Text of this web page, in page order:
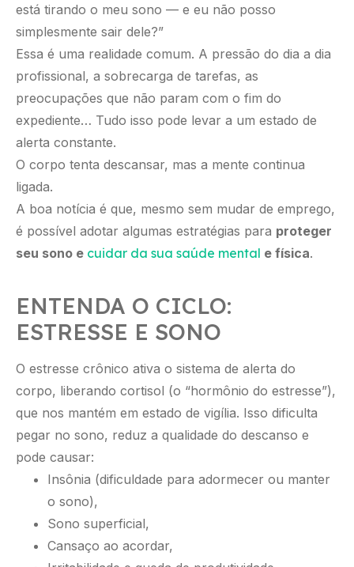
está tirando o meu sono — e eu não posso
simplesmente sair dele?”
Essa é uma realidade comum. A pressão do dia a dia
profissional, a sobrecarga de tarefas, as
preocupações que não param com o fim do
expediente… Tudo isso pode levar a um estado de
alerta constante.
O corpo tenta descansar, mas a mente continua
ligada.
A boa notícia é que, mesmo sem mudar de emprego,
é possível adotar algumas estratégias para proteger
seu sono e cuidar da sua saúde mental e física.
ENTENDA O CICLO:
ESTRESSE E SONO
O estresse crônico ativa o sistema de alerta do
corpo, liberando cortisol (o “hormônio do estresse”),
que nos mantém em estado de vigília. Isso dificulta
pegar no sono, reduz a qualidade do descanso e
pode causar:
Insônia (dificuldade para adormecer ou manter
o sono),
Sono superficial,
Cansaço ao acordar,